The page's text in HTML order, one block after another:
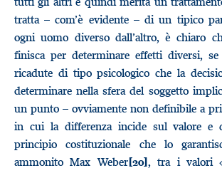
tratta – com’è evidente – di un tipico
ogni uomo diverso dall’altro, è chiaro
finisca per determinare effetti diversi,
ricadute di tipo psicologico che la
determinare nella sfera del soggetto
un punto – ovviamente non definibile a
in cui la differenza incide sul valore e
principio costituzionale che lo
ammonito Max Weber[20], tra i valori